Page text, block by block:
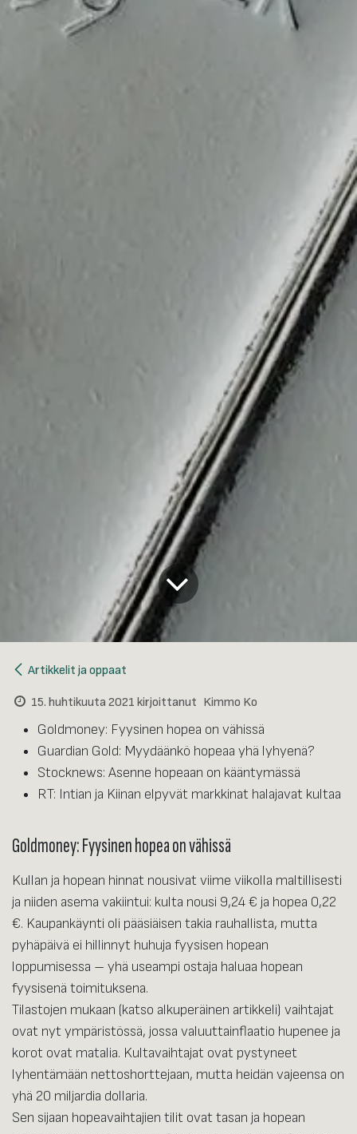
Artikkelit ja oppaat
15. huhtikuuta 2021 kirjoittanut Kimmo Ko
Goldmoney: Fyysinen hopea on vähissä
Guardian Gold: Myydäänkö hopeaa yhä lyhyenä?
Stocknews: Asenne hopeaan on kääntymässä
RT: Intian ja Kiinan elpyvät markkinat halajavat kultaa
Goldmoney: Fyysinen hopea on vähissä
Kullan ja hopean hinnat nousivat viime viikolla maltillisesti
ja niiden asema vakiintui: kulta nousi 9,24 € ja hopea 0,22
€. Kaupankäynti oli pääsiäisen takia rauhallista, mutta
pyhäpäivä ei hillinnyt huhuja fyysisen hopean
loppumisessa – yhä useampi ostaja haluaa hopean
fyysisenä toimituksena.
Tilastojen mukaan (katso alkuperäinen artikkeli) vaihtajat
ovat nyt ympäristössä, jossa valuuttainflaatio hupenee ja
korot ovat matalia. Kultavaihtajat ovat pystyneet
lyhentämään nettoshorttejaan, mutta heidän vajeensa on
yhä 20 miljardia dollaria.
Sen sijaan hopeavaihtajien tilit ovat tasan ja hopean